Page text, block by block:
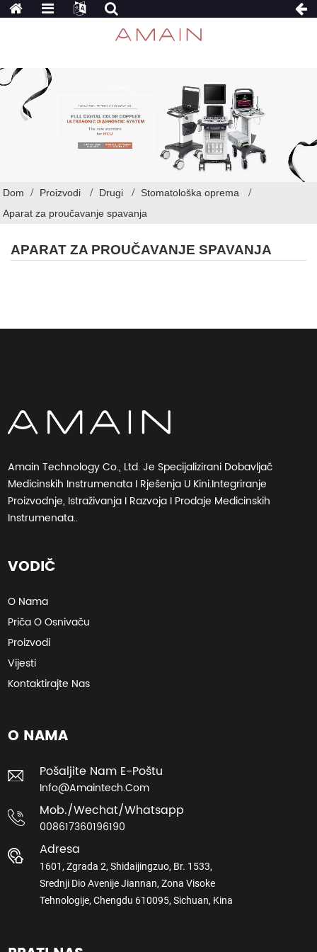
Dom Proizvodi Drugi
Stomatološka oprema
Aparat za proučavanje spavanja
APARAT ZA PROUČAVANJE SPAVANJA
Amain Technology Co., Ltd. Je Specijalizirani Dobavljač
Medicinskih Instrumenata I Rješenja U Kini.Integriranje
Proizvodnje, Istraživanja I Razvoja I Prodaje Medicinskih
Instrumenata..
VODIČ
O Nama
Priča O Osnivaču
Proizvodi
Vijesti
Kontaktirajte Nas
O NAMA
Pošaljite Nam E-Poštu
Info@amaintech.com
Mob./wechat/whatsapp
008617360196190
Adresa
1601, Zgrada 2, Shidaijingzuo, Br. 1533,
Srednji Dio Avenije Jiannan, Zona Visoke
Tehnologije, Chengdu 610095, Sichuan, Kina